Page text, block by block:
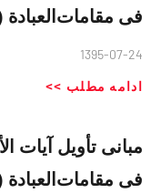
فی
1395-07-24
ادامه مطلب >>
مبانی تأویل آیات
فی